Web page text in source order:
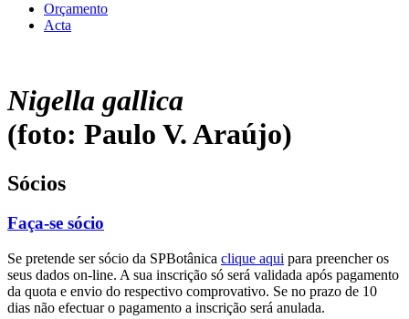
Orçamento
Acta
Nigella gallica
(foto: Paulo V. Araújo)
Sócios
Faça-se sócio
Se pretende ser sócio da SPBotânica clique aqui para preencher os
seus dados on-line. A sua inscrição só será validada após pagamento
da quota e envio do respectivo comprovativo. Se no prazo de 10
dias não efectuar o pagamento a inscrição será anulada.